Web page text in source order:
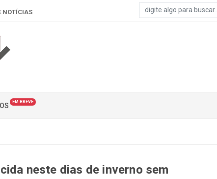
NOTÍCIAS
EM BREVE
neste dias de inverno sem